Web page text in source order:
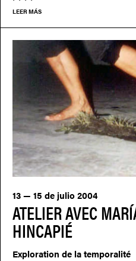
LEER MÁS
ATELIER AVEC
HINCAPIÉ
13 — 15 de julio 2004
Exploration de la temporalité